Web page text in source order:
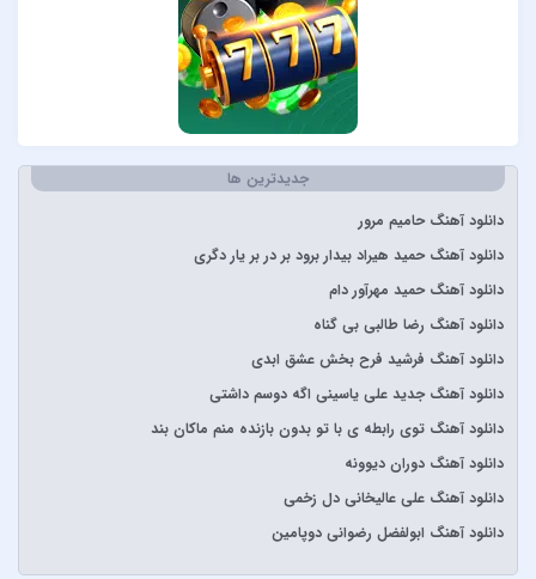
Stevie Wonder
آبان بند
آدوین
آراز
آرتا
آرتا و آرون
آرتا و پارسالیپ
آرش AP
آرش و ساسی
آرمان گرشاسبی
آرمین زارعی
آرون افشار
جدیدترین ها
دانلود آهنگ حامیم مرور
دانلود آهنگ حمید هیراد بیدار برود بر در بر یار دگری
دانلود آهنگ حمید مهرآور دام
دانلود آهنگ رضا طالبی بی گناه
دانلود آهنگ فرشید فرح بخش عشق ابدی
دانلود آهنگ جدید علی یاسینی اگه دوسم داشتی
دانلود آهنگ توی رابطه ی با تو بدون بازنده منم ماکان بند
دانلود آهنگ دوران دیوونه
دانلود آهنگ علی عالیخانی دل زخمی
دانلود آهنگ ابولفضل رضوانی دوپامین